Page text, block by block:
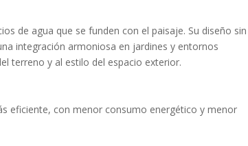
de agua que se funden con el paisaje. Su diseño sin
integración armoniosa en jardines y entornos
terreno y al estilo del espacio exterior.
eficiente, con menor consumo energético y menor